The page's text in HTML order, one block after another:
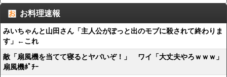
お料理速報
みいちゃんと山田さん「主人公がぽっと出のモブに殺されて終わりま
す」←これ
敵「扇風機を当てて寝るとヤバいぞ！」 ワイ「大丈夫やろｗｗｗ」
扇風機ﾎﾟﾁｰ